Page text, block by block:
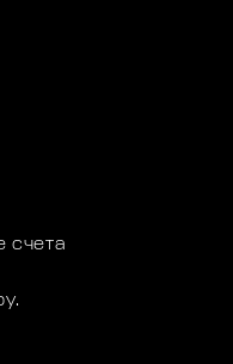
счета